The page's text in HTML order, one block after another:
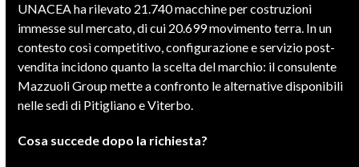
UNACEA ha rilevato 21.740 macchine per costruzioni
immesse sul mercato, di cui 20.699 movimento terra. In un
contesto così competitivo, configurazione e servizio post-
vendita incidono quanto la scelta del marchio: il consulente
Mazzuoli Group mette a confronto le alternative disponibili
nelle sedi di Pitigliano e Viterbo.
Cosa succede dopo la richiesta?